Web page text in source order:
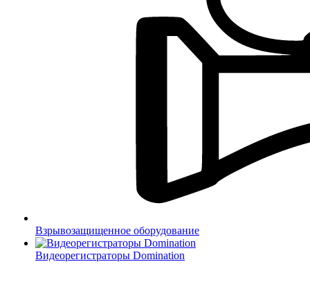
Взрывозащищенное оборудование
Видеорегистраторы Domination